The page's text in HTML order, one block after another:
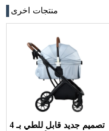
منتجات اخرى
تصميم جديد قابل للطي بـ 4